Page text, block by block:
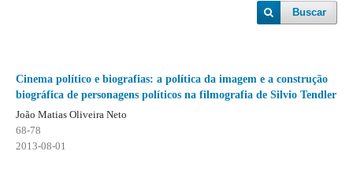
Buscar
Cinema político e biografias: a política da imagem e a construção
biográfica de personagens políticos na filmografia de Silvio Tendler
João Matias Oliveira Neto
68-78
2013-08-01